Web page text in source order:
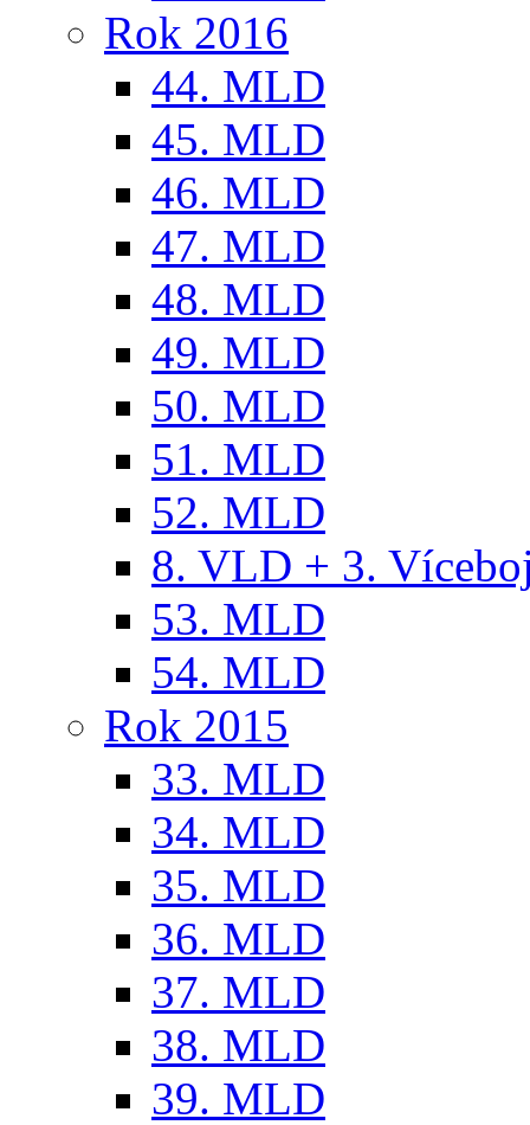
Rok 2016
44. MLD
45. MLD
46. MLD
47. MLD
48. MLD
49. MLD
50. MLD
51. MLD
52. MLD
8. VLD + 3.
53. MLD
54. MLD
Rok 2015
33. MLD
34. MLD
35. MLD
36. MLD
37. MLD
38. MLD
39. MLD